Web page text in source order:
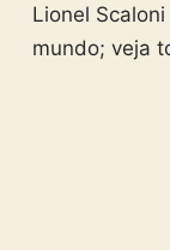
Lionel
mundo; veja